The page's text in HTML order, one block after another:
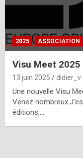
2025 ASSOCIATION
Visu Meet 2025
13 juin 2025 didier_v
Une nouvelle Visu
Venez
éditions,…